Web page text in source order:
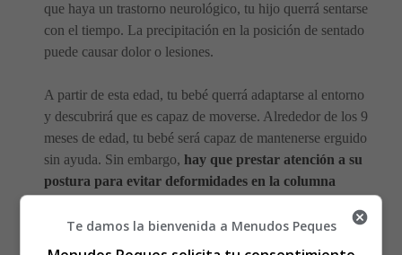
que haya un trastorno neurológico, tu hijo querrá sentarse
con el tiempo. La precipitación en la posición de sentado
puede causar dolor o lesiones.
A partir de esta edad, tu bebé querrá adaptarse al entorno
y descubrirá que es capaz de moverse. Alrededor de los 9
meses de edad, tu bebé será capaz de mantenerse erguido
sin ayuda. Sin embargo, hay que prestar atención a su
postura para evitar deformidades en la columna
desarrollan de forma diferente: uno puede sentarse
Te damos la bienvenida a Menudos Peques